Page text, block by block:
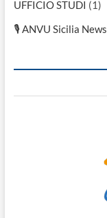
UFFICIO STUDI (1)
🎙 ANVU Sicilia News